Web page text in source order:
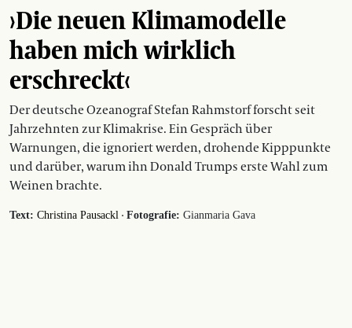
›Die neuen Klimamodelle
haben mich wirklich
erschreckt‹
Der deutsche Ozeanograf Stefan Rahmstorf forscht seit
Jahrzehnten zur Klimakrise. Ein Gespräch über
Warnungen, die ignoriert werden, drohende Kipppunkte
und darüber, warum ihn Donald Trumps erste Wahl zum
Weinen brachte.
Text: Christina Pausackl · Fotografie: Gianmaria Gava